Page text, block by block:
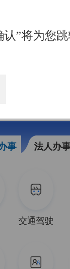
”将为您
张掖市公证
事 法人办
交通驾驶